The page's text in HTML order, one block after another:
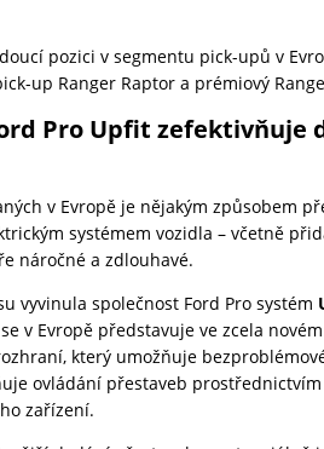
pozici v segmentu pick-upů v
up Ranger Raptor a prémiový
Pro Upfit zefektivňuje
v Evropě je nějakým způsobem
systémem vozidla – včetně
náročné a zdlouhavé.
vyvinula společnost Ford Pro systém
v Evropě představuje ve zcela
který umožňuje
ovládání přestaveb prostřednictvím
zařízení.